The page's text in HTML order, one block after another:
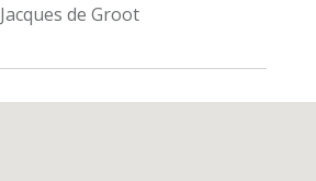
Jacques de Groot